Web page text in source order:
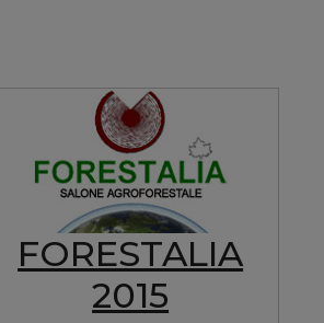
FORESTALIA
2015